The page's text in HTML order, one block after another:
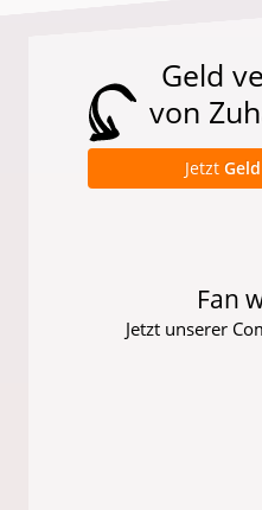
Geld
von
Jetzt Geld
Fan
Jetzt unserer